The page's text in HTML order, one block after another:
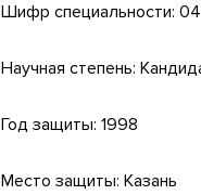
Шифр специальности:
Научная степень:
Год защиты: 1998
Место защиты: Казань